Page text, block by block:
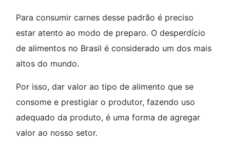
Para consumir carnes desse padrão é preciso
estar atento ao modo de preparo. O desperdício
de alimentos no Brasil é considerado um dos mais
altos do mundo.
Por isso, dar valor ao tipo de alimento que se
consome e prestigiar o produtor, fazendo uso
adequado da produto, é uma forma de agregar
valor ao nosso setor.